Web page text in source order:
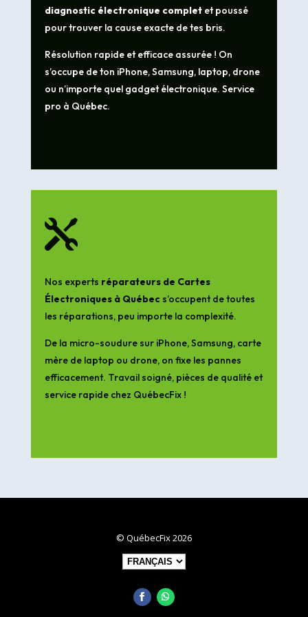
diagnostic électronique completet poussé
pour trouver la cause exacte de tes bris.
Résolution rapide et efficace assurée ! On
s’occupe de ton iPhone, Samsung, laptop, drone
ou n’importe quel gadget électronique. Service
pro à Québec.

Nos experts réparateurs de Cartes
Électroniques à Québecs’occupent de toutes
les réparations, peu importe la complexité.
De la micro-soudure sur iPhone, Samsung, carte
mère de laptop ou drone, on fixe les pannes
efficacement. Travail soigné, pièces de qualité et
service rapide chez QuébecFix !
© QuébecFix 2026